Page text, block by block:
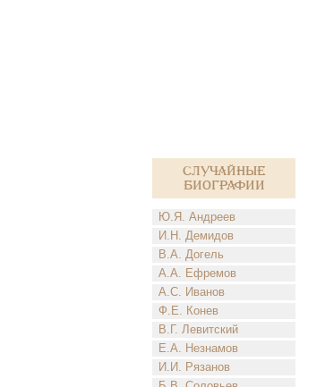
Случайные
биографии
Ю.Я. Андреев
И.Н. Демидов
В.А. Догель
А.А. Ефремов
А.С. Иванов
Ф.Е. Конев
В.Г. Левитский
Е.А. Незнамов
И.И. Рязанов